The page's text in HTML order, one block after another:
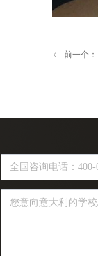
ꂃ 前一个：